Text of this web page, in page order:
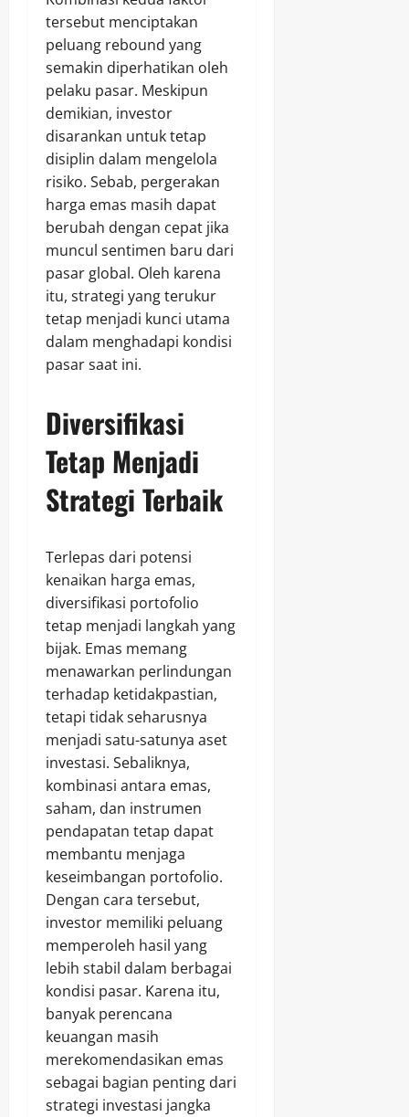
tersebut menciptakan
peluang rebound yang
semakin diperhatikan oleh
pelaku pasar. Meskipun
demikian, investor
disarankan untuk tetap
disiplin dalam mengelola
risiko. Sebab, pergerakan
harga emas masih dapat
berubah dengan cepat jika
muncul sentimen baru dari
pasar global. Oleh karena
itu, strategi yang terukur
tetap menjadi kunci utama
dalam menghadapi kondisi
pasar saat ini.
Diversifikasi
Tetap Menjadi
Strategi Terbaik
Terlepas dari potensi
kenaikan harga emas,
diversifikasi portofolio
tetap menjadi langkah yang
bijak. Emas memang
menawarkan perlindungan
terhadap ketidakpastian,
tetapi tidak seharusnya
menjadi satu-satunya aset
investasi. Sebaliknya,
kombinasi antara emas,
saham, dan instrumen
pendapatan tetap dapat
membantu menjaga
keseimbangan portofolio.
Dengan cara tersebut,
investor memiliki peluang
memperoleh hasil yang
lebih stabil dalam berbagai
kondisi pasar. Karena itu,
banyak perencana
keuangan masih
merekomendasikan emas
sebagai bagian penting dari
strategi investasi jangka